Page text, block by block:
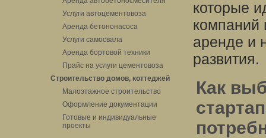
Услуги автоцементовоза
Аренда бетононасоса
Услуги самосвала
Аренда бортовой техники
Прайс на услуги цементовоза
Строительство домов, коттеджей
Малоэтажное строительство
Оформление документации
Готовые и индивидуальные
проекты
которые
компаний
аренде и
развития.
Как